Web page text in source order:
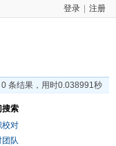
登录 注册
条结果，用时0.038991秒
搜索
校对
团队